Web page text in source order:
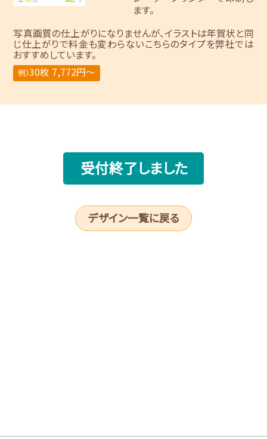
ます。
写真画質の仕上がりになりませんが、イラストは年賀状と同
じ仕上がりで料金も変わらないこちらのタイプを弊社では
おすすめしています。
例）30枚 7,772円～
受付終了しました
デザイン一覧に戻る